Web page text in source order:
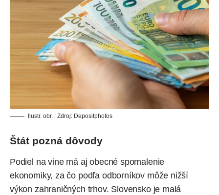
Ilustr. obr. | Zdroj: Depositphotos
Štát pozná dôvody
Podiel na vine má aj obecné spomalenie
ekonomiky, za čo podľa odborníkov môže nižší
výkon zahraničných trhov. Slovensko je malá